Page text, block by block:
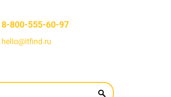
8-800-555-60-97
hello@itfind.ru